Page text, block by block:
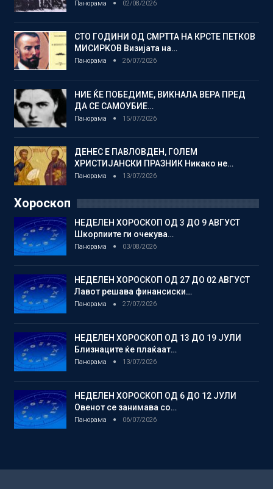
Панорама 02/08/2026
СТО ГОДИНИ ОД СМРТТА НА КРСТЕ ПЕТКОВ
МИСИРКОВ Визијата на…
Панорама 26/07/2026
НИЕ ЌЕ ПОБЕДИМЕ, ВИКНАЛА ВЕРА ПРЕД
ДА СЕ САМОУБИЕ…
Панорама 15/07/2026
ДЕНЕС Е ПАВЛОВДЕН, ГОЛЕМ
ХРИСТИЈАНСКИ ПРАЗНИК Никако не…
Панорама 13/07/2026
Хороскоп
НЕДЕЛЕН ХОРОСКОП ОД 3 ДО 9 АВГУСТ
Шкорпиите ги очекува…
Панорама 03/08/2026
НЕДЕЛЕН ХОРОСКОП ОД 27 ДО 02 АВГУСТ
Лавот решава финансиски…
Панорама 27/07/2026
НЕДЕЛЕН ХОРОСКОП ОД 13 ДО 19 ЈУЛИ
Близнаците ќе плаќаат…
Панорама 13/07/2026
НЕДЕЛЕН ХОРОСКОП ОД 6 ДО 12 ЈУЛИ
Овенот се занимава со…
Панорама 06/07/2026